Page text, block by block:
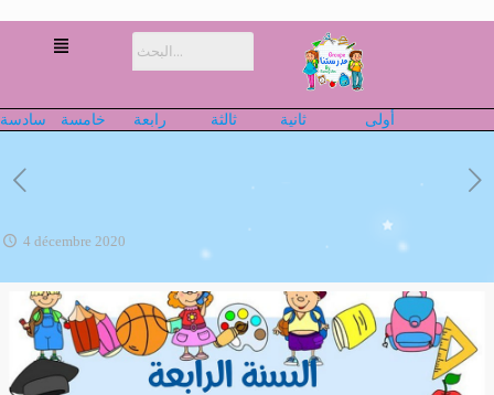
أولى ثانية ثالثة رابعة خامسة سادسة
4 décembre 2020